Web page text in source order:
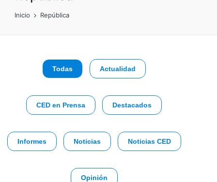
Inicio República
Todas Actualidad
CED en Prensa Destacados
Informes Noticias Noticias CED
Opinión